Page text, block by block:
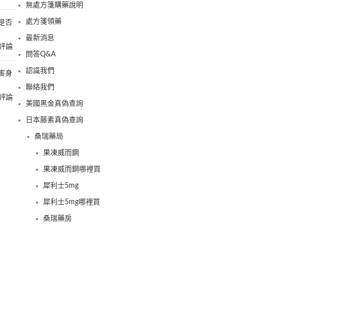
否
論
身
論
無處方箋購藥說明
處方箋領藥
最新消息
問答Q&A
認識我們
聯絡我們
美國黑金真偽查詢
日本藤素真偽查詢
桑瑞藥局
果凍威而鋼
果凍威而鋼哪裡買
犀利士5mg
犀利士5mg哪裡買
桑瑞藥房